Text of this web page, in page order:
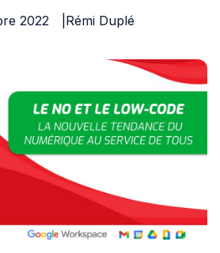
2022 Rémi Duplé